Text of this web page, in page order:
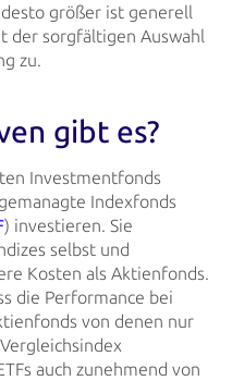
größer ist generell
der sorgfältigen Auswahl
zu.
gibt es?
Investmentfonds
Indexfonds
) investieren. Sie
selbst und
Kosten als Aktienfonds.
die Performance bei
von denen nur
auch zunehmend von